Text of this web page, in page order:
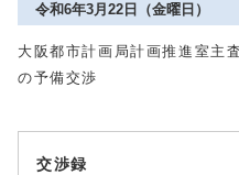
令和6年3月22日（金曜日）
大阪都市計画局計画推進室主
の予備交渉
交渉録